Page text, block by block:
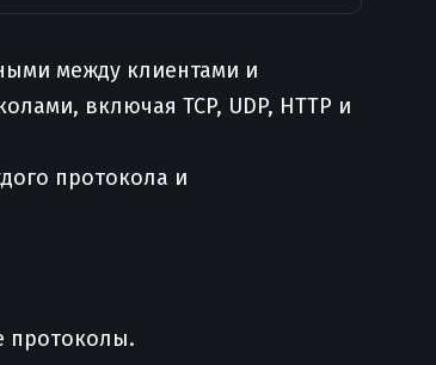
между клиентами и
включая TCP, UDP, HTTP и
протокола и
протоколы.